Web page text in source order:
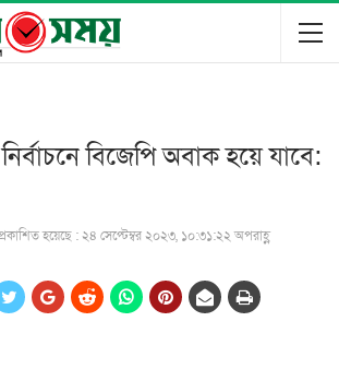
বিজেপি অবাক হয়ে যাবে:
হয়েছে : ২৪ সেপ্টেম্বর ২০২৩, ১০:৩১:২২ অপরাহ্ণ